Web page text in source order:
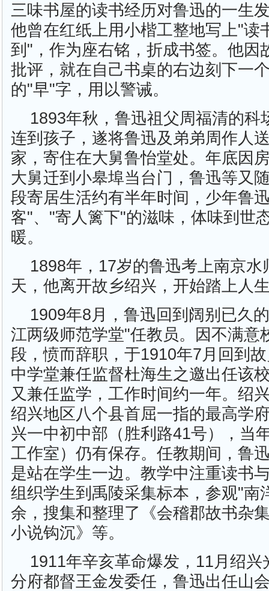
三味书屋的读书经历对鲁迅的一生
他曾在红纸上用小楷工整地写上"读
到"，作为座右铭，折成书签。他因
批评，就在自己书桌的右边刻下一
的"早"字，用以警诫。
1893年秋，鲁迅祖父周福清的科
连到孩子，遂将鲁迅及弟弟周作人
家，寄住在大舅鲁怡堂处。年底因
大舅迁到小皋埠当台门，鲁迅等又
段寄居生活约有半年时间，少年鲁
客"、"寄人篱下"的滋味，体味到世
暖。
1898年，17岁的鲁迅考上南京水
天，他离开故乡绍兴，开始踏上人
1909年8月，鲁迅回到阔别已久
江两级师范学堂"任教员。因不满意
段，愤而辞职，于1910年7月回到
中学堂兼任监督杜海生之邀出任该
又兼任监学，工作时间约一年。绍
绍兴地区八个县首屈一指的最高学
兴一中初中部（胜利路41号），当
工作室）仍有保存。任教期间，鲁
是站在学生一边。教学中注重读书
组织学生到禹陵采集标本，参观"南
余，搜集和整理了《会稽郡故书杂
小说钩沉》等。
1911年辛亥革命爆发，11月绍
分府都督王金发委任，鲁迅出任山